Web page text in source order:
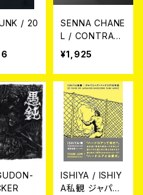
/ 20
SENNA CHANE
L / CONTRAS
T ATTITUDE R
elentless Assa
ult 2018 U.S.
West Coast T
our Photo Zin
e
¥1,925
ISHIYA / ISHIY
A私観 ジャパニ